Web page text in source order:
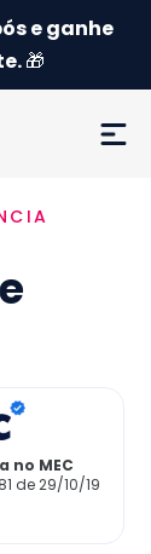
e ganhe
🎁
no MEC
de 29/10/19